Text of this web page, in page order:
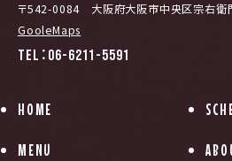
〒542-0084 大阪府大阪市中央区宗右衛
GooleMaps
TEL：06-6211-5591
HOME
MENU